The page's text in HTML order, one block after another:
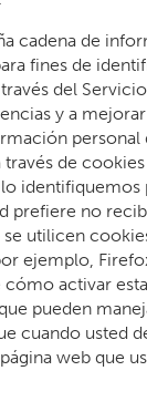
cadena de
fines de
del
y a
de
identifiquemos
prefiere no
utilicen
ejemplo,
activar
pueden
cuando usted
web que